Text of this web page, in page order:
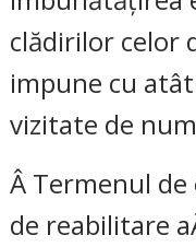
clădirilor celor
impune cu
vizitate de
Â Termenul
de reabilitare